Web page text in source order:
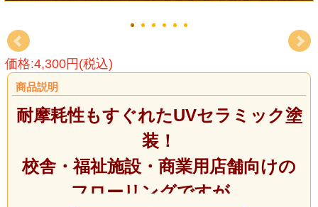
価格:4,300円(税込)
商品説明
耐摩耗性もすぐれたUVセラミック塗
装！
校舎・福祉施設・商業用店舗向けの
フローリングですが、